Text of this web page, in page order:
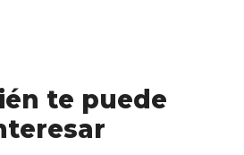
te puede